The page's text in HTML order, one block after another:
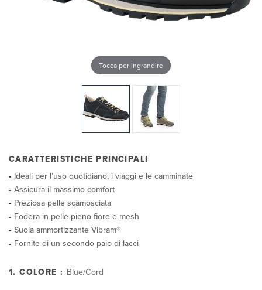
Tocca per ingrandire
CARATTERISTICHE PRINCIPALI
Ideali per l’uso quotidiano, i viaggi e le camminate
Assicura il massimo comfort
Preziosa pelle scamosciata
Fodera in pelle pieno fiore e mesh
Suola ammortizzante Vibram®
Fornite di un secondo paio di lacci
1. COLORE : Blue/Cord